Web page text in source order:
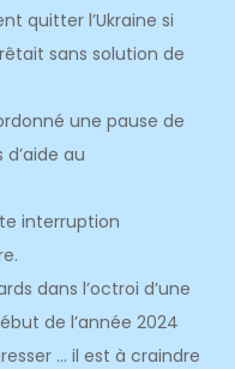
quitter l’Ukraine si
sans solution de
une pause de
au
interruption
dans l’octroi d’une
de l’année 2024
… il est à craindre